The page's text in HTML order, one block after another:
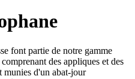
font partie de notre gamme
des appliques et des
munies d'un abat-jour